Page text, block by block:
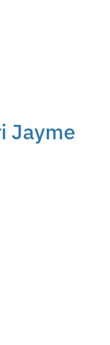
Jayme